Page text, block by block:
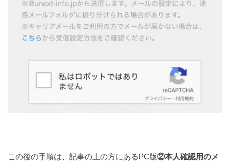
この後の手順は、記事の上の方にあるPC版②本人確認用のメ